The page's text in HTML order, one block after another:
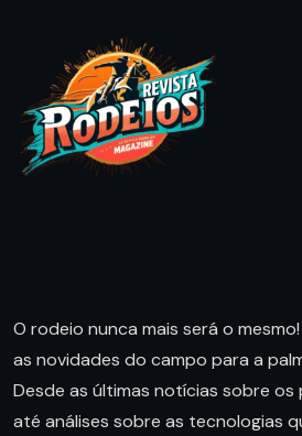
O rodeio nunca mais será o
as novidades do campo para a
Desde as últimas notícias sobre os
até análises sobre as tecnologias